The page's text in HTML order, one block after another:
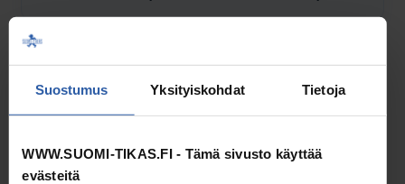
Suostumus Yksityiskohdat Tietoja
WWW.SUOMI-TIKAS.FI - Tämä sivusto käyttää
evästeitä
Seinätuki ei sisällä tikkaita, vaan on niihin erikseen saatava
1-osaiset nojatikkaat
Malli KT-125